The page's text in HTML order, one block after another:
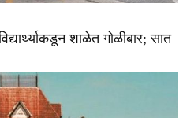
शाळेत गोळीबार; सात